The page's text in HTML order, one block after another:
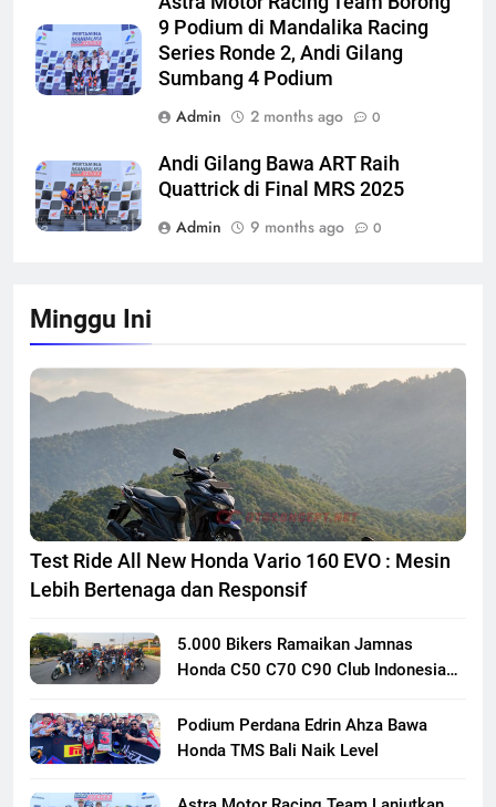
9 Podium di Mandalika Racing
Series Ronde 2, Andi Gilang
Sumbang 4 Podium
Admin
2 months ago 0
Andi Gilang Bawa ART Raih
Quattrick di Final MRS 2025
Admin
9 months ago 0
Minggu Ini
Test Ride All New Honda Vario 160 EVO : Mesin
Lebih Bertenaga dan Responsif
5.000 Bikers Ramaikan Jamnas
Honda C50 C70 C90 Club Indonesia
Persaudaraan Pecinta Motor Klasik
Honda
Podium Perdana Edrin Ahza Bawa
Honda TMS Bali Naik Level